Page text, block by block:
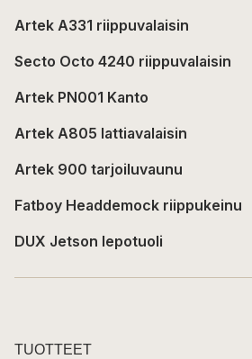
Artek A331 riippuvalaisin
Secto Octo 4240 riippuvalaisin
Artek PN001 Kanto
Artek A805 lattiavalaisin
Artek 900 tarjoiluvaunu
Fatboy Headdemock riippukeinu
DUX Jetson lepotuoli
TUOTTEET